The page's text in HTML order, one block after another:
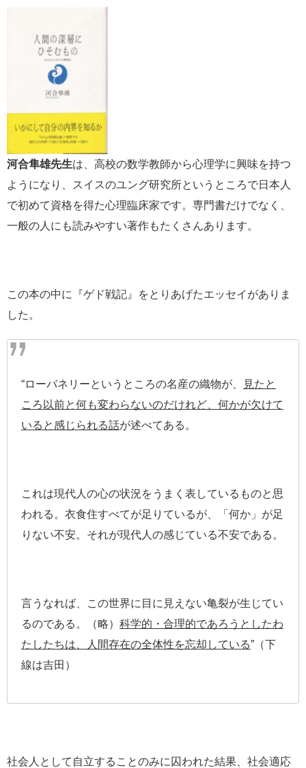
河合隼雄先生は、高校の数学教師から心理学に興味を持つ
ようになり、スイスのユング研究所というところで日本人
で初めて資格を得た心理臨床家です。専門書だけでなく、
一般の人にも読みやすい著作もたくさんあります。
この本の中に『ゲド戦記』をとりあげたエッセイがありま
した。
“ローバネリーというところの名産の織物が、
見たと
ころ以前と何も変わらないのだけれど、何かが欠けて
いると感じられる話が述べてある。
これは現代人の心の状況をうまく表しているものと思
われる。衣食住すべてが足りているが、「何か」が足
りない不安。それが現代人の感じている不安である。
言うなれば、この世界に目に見えない亀裂が生じてい
るのである。（略） 科学的・合理的であろうとしたわ
たしたちは、人間存在の全体性を忘却している”（下
線は吉田）
社会人として自立することのみに囚われた結果、社会適応